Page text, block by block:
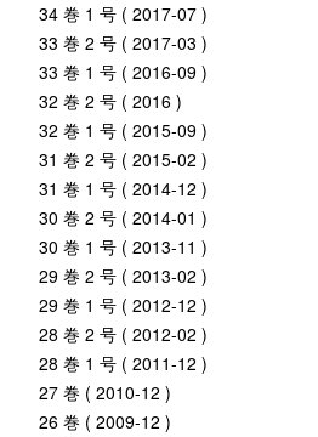
34 巻 1 号 ( 2017-07 )
33 巻 2 号 ( 2017-03 )
33 巻 1 号 ( 2016-09 )
32 巻 2 号 ( 2016 )
32 巻 1 号 ( 2015-09 )
31 巻 2 号 ( 2015-02 )
31 巻 1 号 ( 2014-12 )
30 巻 2 号 ( 2014-01 )
30 巻 1 号 ( 2013-11 )
29 巻 2 号 ( 2013-02 )
29 巻 1 号 ( 2012-12 )
28 巻 2 号 ( 2012-02 )
28 巻 1 号 ( 2011-12 )
27 巻 ( 2010-12 )
26 巻 ( 2009-12 )